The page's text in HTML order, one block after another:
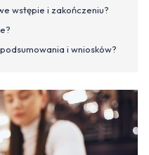
wstępie i zakończeniu?
i wniosków?